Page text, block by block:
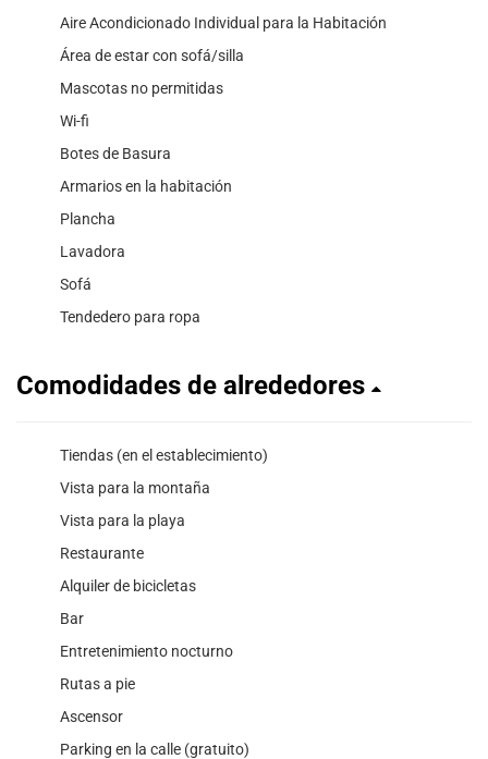
Aire Acondicionado Individual para la Habitación
Área de estar con sofá/silla
Mascotas no permitidas
Wi-fi
Botes de Basura
Armarios en la habitación
Plancha
Lavadora
Sofá
Tendedero para ropa
Comodidades de alrededores
Tiendas (en el establecimiento)
Vista para la montaña
Vista para la playa
Restaurante
Alquiler de bicicletas
Bar
Entretenimiento nocturno
Rutas a pie
Ascensor
Parking en la calle (gratuito)